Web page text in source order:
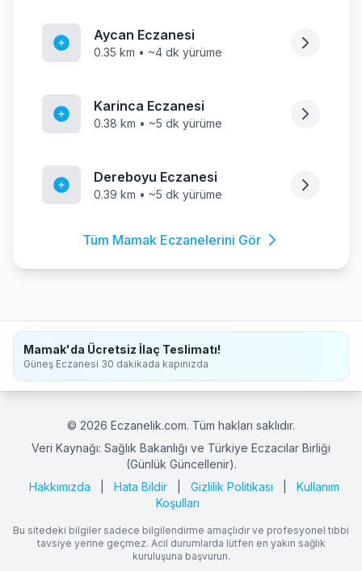
Aycan Eczanesi
0.35 km • ~4 dk yürüme
Karinca Eczanesi
0.38 km • ~5 dk yürüme
Dereboyu Eczanesi
0.39 km • ~5 dk yürüme
Tüm Mamak Eczanelerini Gör
Mamak'da Ücretsiz İlaç Teslimatı!
Güneş Eczanesi 30 dakikada kapınızda
© 2026 Eczanelik.com. Tüm hakları saklıdır.
Veri Kaynağı: Sağlık Bakanlığı ve Türkiye Eczacılar Birliği
(Günlük Güncellenir).
Hakkımızda
Hata Bildir Gizlilik Politikası
Kullanım
Koşulları
Bu sitedeki bilgiler sadece bilgilendirme amaçlıdır ve profesyonel tıbbi
tavsiye yerine geçmez. Acil durumlarda lütfen en yakın sağlık
kuruluşuna başvurun.